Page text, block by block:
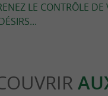
LE CONTRÔLE